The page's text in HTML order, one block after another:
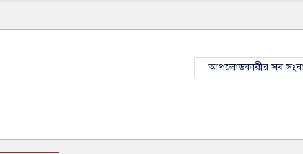
আপলোডকারীর সব